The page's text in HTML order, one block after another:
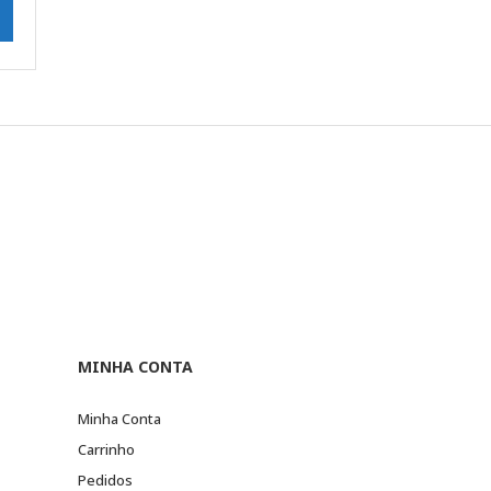
MINHA CONTA
Minha Conta
Carrinho
Pedidos